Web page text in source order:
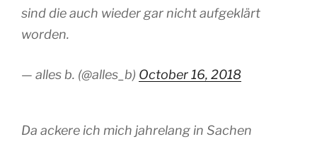
sind die auch wieder gar nicht aufgeklärt
worden.
— alles b. (@alles_b) October 16, 2018
Da ackere ich mich jahrelang in Sachen